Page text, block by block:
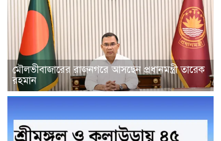
মৌলভীবাজারের রাজনগরে আসছেন প্রধানমন্ত্রী তারেক
রহমান